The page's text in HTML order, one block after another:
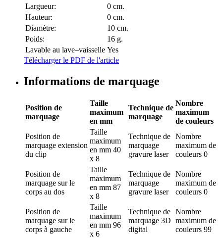
Largueur:
0 cm.
Hauteur:
0 cm.
Diamètre:
10 cm.
Poids:
16 g.
Lavable au lave–vaisselle Yes
Télécharger le PDF de l'article
Informations de marquage
Position de
marquage
Taille
maximum
en mm
Technique de
marquage
Nombre
maximum
de couleurs
Position de
marquage extension
du clip
Taille
maximum
en mm 40
x 8
Technique de
marquage
gravure laser
Nombre
maximum de
couleurs 0
Position de
marquage sur le
corps au dos
Taille
maximum
en mm 87
x 8
Technique de
marquage
gravure laser
Nombre
maximum de
couleurs 0
Position de
marquage sur le
corps à gauche
Taille
maximum
en mm 96
x 6
Technique de
marquage 3D
digital
Nombre
maximum de
couleurs 99